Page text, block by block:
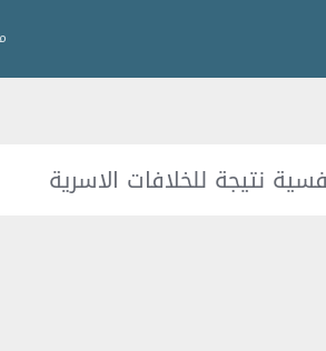
نتيجة للخلافات الاسرية